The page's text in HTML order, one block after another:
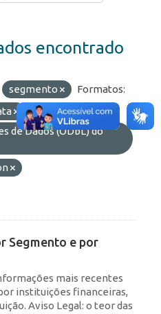
encontrado
segmento
Formatos:
Licenças:
de Dados (ODbL) do
Segmento e por
mais recentes
instituições financeiras,
Aviso Legal: o teor das